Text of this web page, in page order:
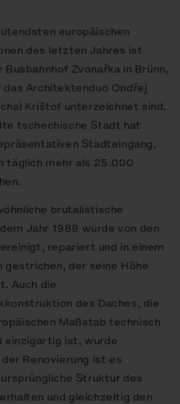
europäischen
des letzten Jahres ist
Zvonařka in Brünn,
das Architektenduo Ondřej
Krištof unterzeichnet sind.
tschechische Stadt hat
Stadteingang,
täglich mehr als 25.000
brutalistische
Jahr 1988 wurde von den
repariert und in einem
gestrichen, der seine Höhe
Auch die
des Daches, die
Maßstab technisch
einzigartig ist, wurde
Renovierung ist es
Struktur des
und gleichzeitig den